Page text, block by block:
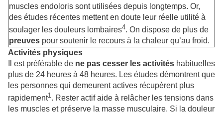
muscles endoloris sont utilisées depuis longtemps. Or,
des études récentes mettent en doute leur réelle utilité à
soulager les douleurs lombaires4. On dispose de plus de
preuves pour soutenir le recours à la chaleur qu’au froid.
Activités physiques
Il est préférable de ne pas cesser les activités habituelles
plus de 24 heures à 48 heures. Les études démontrent que
les personnes qui demeurent actives récupèrent plus
rapidement1. Rester actif aide à relâcher les tensions dans
les muscles et préserve la masse musculaire. Si la douleur